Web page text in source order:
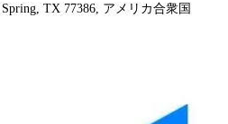
TX 77386, アメリカ合衆国